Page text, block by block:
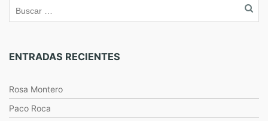
ENTRADAS RECIENTES
Rosa Montero
Paco Roca